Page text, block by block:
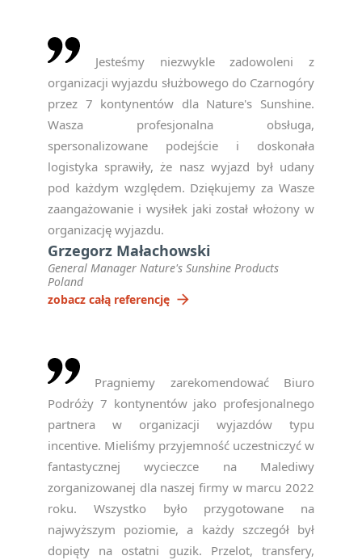
Jesteśmy niezwykle zadowoleni z
organizacji wyjazdu służbowego do Czarnogóry
przez 7 kontynentów dla Nature's Sunshine.
Wasza profesjonalna obsługa,
spersonalizowane podejście i doskonała
logistyka sprawiły, że nasz wyjazd był udany
pod każdym względem. Dziękujemy za Wasze
zaangażowanie i wysiłek jaki został włożony w
organizację wyjazdu.
Grzegorz Małachowski
General Manager Nature's Sunshine Products
Poland
zobacz całą referencję arrow_forward
Pragniemy zarekomendować Biuro
Podróży 7 kontynentów jako profesjonalnego
partnera w organizacji wyjazdów typu
incentive. Mieliśmy przyjemność uczestniczyć w
fantastycznej wycieczce na Malediwy
zorganizowanej dla naszej firmy w marcu 2022
roku. Wszystko było przygotowane na
najwyższym poziomie, a każdy szczegół był
dopięty na ostatni guzik. Przelot, transfery,